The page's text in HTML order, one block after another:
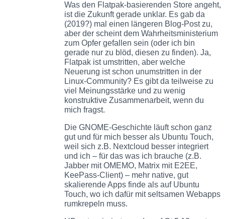
Was den Flatpak-basierenden Store angeht,
ist die Zukunft gerade unklar. Es gab da
(2019?) mal einen längeren Blog-Post zu,
aber der scheint dem Wahrheitsministerium
zum Opfer gefallen sein (oder ich bin
gerade nur zu blöd, diesen zu finden). Ja,
Flatpak ist umstritten, aber welche
Neuerung ist schon unumstritten in der
Linux-Community? Es gibt da teilweise zu
viel Meinungsstärke und zu wenig
konstruktive Zusammenarbeit, wenn du
mich fragst.
Die GNOME-Geschichte läuft schon ganz
gut und für mich besser als Ubuntu Touch,
weil sich z.B. Nextcloud besser integriert
und ich – für das was ich brauche (z.B.
Jabber mit OMEMO, Matrix mit E2EE,
KeePass-Client) – mehr native, gut
skalierende Apps finde als auf Ubuntu
Touch, wo ich dafür mit seltsamen Webapps
rumkrepeln muss.